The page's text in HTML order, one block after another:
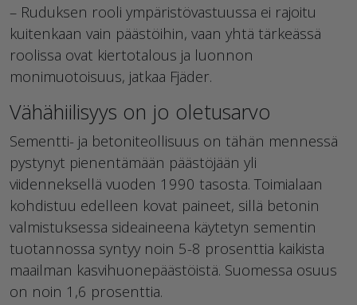
– Ruduksen rooli ympäristövastuussa ei rajoitu
kuitenkaan vain päästöihin, vaan yhtä tärkeässä
roolissa ovat kiertotalous ja luonnon
monimuotoisuus, jatkaa Fjäder.
Vähähiilisyys on jo oletusarvo
Sementti- ja betoniteollisuus on tähän mennessä
pystynyt pienentämään päästöjään yli
viidenneksellä vuoden 1990 tasosta. Toimialaan
kohdistuu edelleen kovat paineet, sillä betonin
valmistuksessa sideaineena käytetyn sementin
tuotannossa syntyy noin 5-8 prosenttia kaikista
maailman kasvihuonepäästöistä. Suomessa osuus
on noin 1,6 prosenttia.